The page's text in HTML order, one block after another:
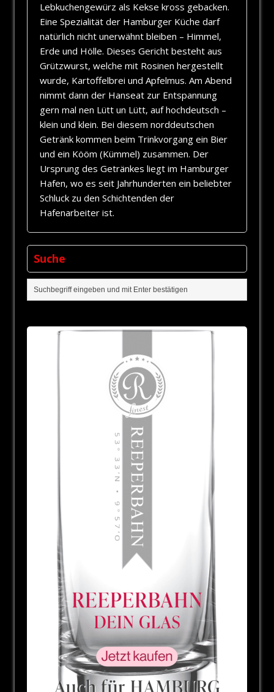
Lebkuchengewürz als Kekse kross gebacken.
Eine Spezialität der Hamburger Küche darf
natürlich nicht unerwähnt bleiben – Himmel,
Erde und Hölle. Dieses Gericht besteht aus
Grützwurst, welche mit Rosinen hergestellt
wurde, Kartoffelbrei und Apfelmus. Am Abend
nimmt dann der Hanseat zur Entspannung
gern mal nen Lütt un Lütt, auf hochdeutsch –
klein und klein. Bei diesem norddeutschen
Getränk kommen beim Trinkvorgang ein Bier
und ein Kööm (Kümmel) zusammen. Der
Ursprung des Getränkes liegt im Hamburger
Hafen, wo es seit Jahrhunderten ein beliebter
Schluck zu den Schichtenden der
Hafenarbeiter ist.
Suche